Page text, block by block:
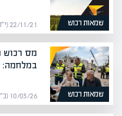
שמאות רכוש 22/11/21 (י״ח כסלו תשפ״ב) | מערכת אפיק
שמאות רכוש
מס רכוש
במלחמה:
10/03/26 (כ״א אדר תשפ״ו) | מערכת אפיק